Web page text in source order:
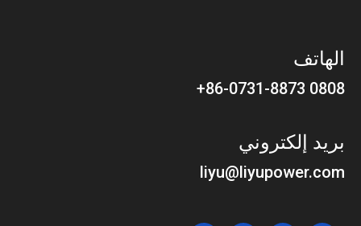
الهاتف
0808 86-0731-8873+
بريد إلكتروني
liyu@liyupower.com